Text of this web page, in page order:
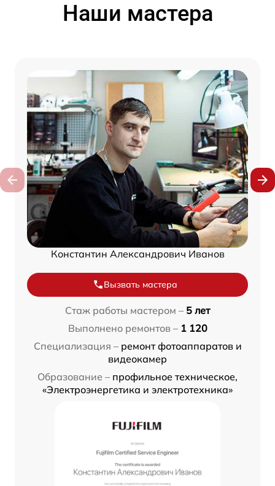
Наши мастера
Константин Александрович Иванов
Вызвать мастера
Стаж работы мастером – 5 лет
Выполнено ремонтов – 1 120
Специализация – ремонт фотоаппаратов и
видеокамер
Образование – профильное техническое,
«Электроэнергетика и электротехника»